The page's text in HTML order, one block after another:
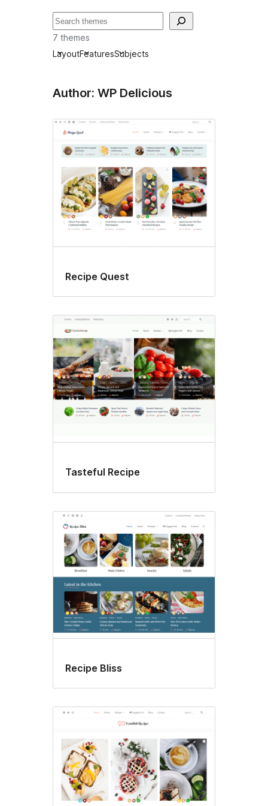
खोजें
7 themes
LayoutFeaturesSubjects
Author: WP Delicious
Recipe Quest
Tasteful Recipe
Recipe Bliss